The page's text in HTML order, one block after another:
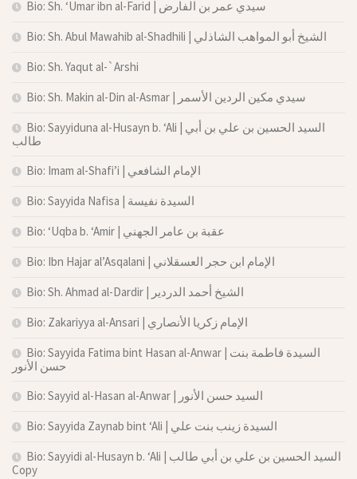
Bio: Sh. ‘Umar ibn al-Farid | سيدي عمر بن الفارض
Bio: Sh. Abul Mawahib al-Shadhili | الشيخ أبو المواهب الشاذلي
Bio: Sh. Yaqut al-`Arshi
Bio: Sh. Makin al-Din al-Asmar | سيدي مكين الردين الأسمر
Bio: Sayyiduna al-Husayn b. ‘Ali | السيد الحسين بن علي بن أبي
طالب
Bio: Imam al-Shafi’i | الإمام الشافعي
Bio: Sayyida Nafisa | السيدة نفيسة
Bio: ‘Uqba b. ‘Amir | عقبة بن عامر الجهني
Bio: Ibn Hajar al’Asqalani | الإمام ابن حجر العسقلاني
Bio: Sh. Ahmad al-Dardir | الشيخ أحمد الدردير
Bio: Zakariyya al-Ansari | الإمام زكريا الأنصاري
Bio: Sayyida Fatima bint Hasan al-Anwar | السيدة فاطمة بنت
حسن الأنور
Bio: Sayyid al-Hasan al-Anwar | السيد حسن الأنور
Bio: Sayyida Zaynab bint ‘Ali | السيدة زينب بنت علي
Bio: Sayyidi al-Husayn b. ‘Ali | السيد الحسين بن علي بن أبي طالب
Copy